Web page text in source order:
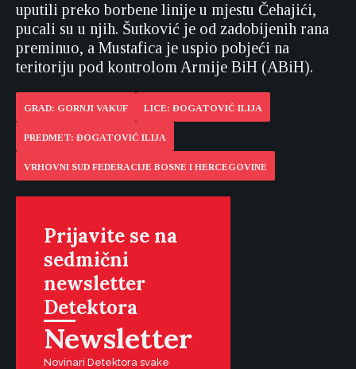
uputili preko borbene linije u mjestu Čehajići,
pucali su u njih. Šutković je od zadobijenih rana
preminuo, a Mustafica je uspio pobjeći na
teritoriju pod kontrolom Armije BiH (ABiH).
GRAD: GORNJI VAKUF LICE: ĐOGATOVIĆ ILIJA
PREDMET: ĐOGATOVIĆ ILIJA
VRHOVNI SUD FEDERACIJE BOSNE I HERCEGOVINE
Prijavite se na
sedmični
newsletter
Detektora
Newsletter
Novinari Detektora svake